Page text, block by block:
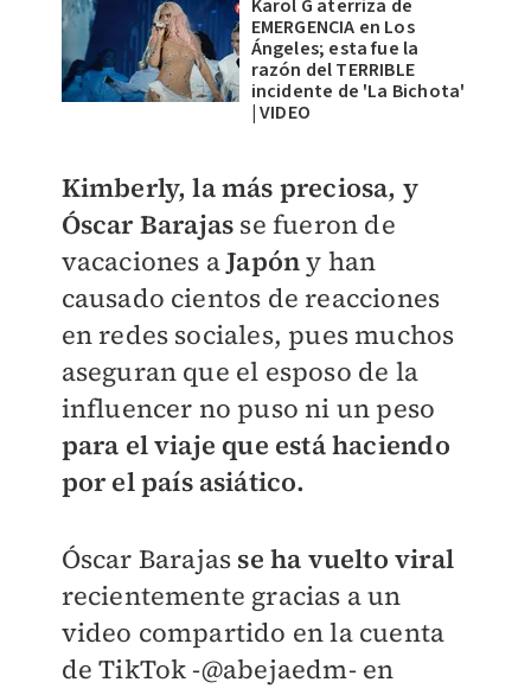
Karol G aterriza de
EMERGENCIA en Los
Ángeles; esta fue la
razón del TERRIBLE
incidente de 'La Bichota'
| VIDEO
Kimberly, la más preciosa, y
Óscar Barajas se fueron de
vacaciones aJapóny han
causado cientos de reacciones
en redes sociales, pues muchos
aseguran que el esposo de la
influencer no puso ni un peso
para el viaje que está haciendo
por el país asiático.
Óscar Barajas se ha vuelto viral
recientemente gracias a un
video compartido en la cuenta
de TikTok -@abejaedm- en